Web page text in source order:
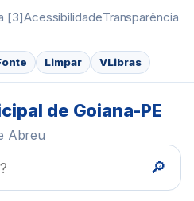
[3]AcessibilidadeTransparência
Limpar VLibras
de Goiana-PE
Abreu
🔎